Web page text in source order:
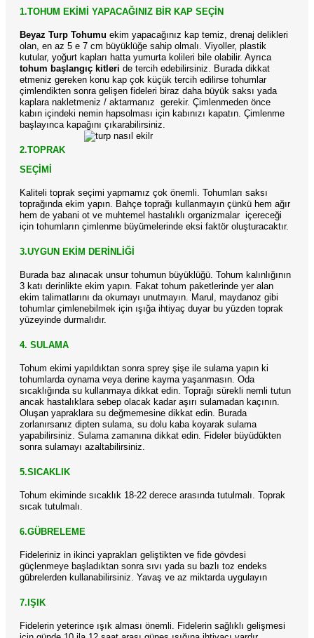
1.TOHUM EKİMİ YAPACAĞINIZ BİR KAP SEÇİN
Beyaz Turp Tohumu ekim yapacağınız kap temiz, drenaj delikleri
olan, en az 5 e 7 cm büyüklüğe sahip olmalı. Viyoller, plastik
kutular, yoğurt kapları hatta yumurta kolileri bile olabilir. Ayrıca
tohum başlangıç kitleri de tercih edebilirsiniz. Burada dikkat
etmeniz gereken konu kap çok küçük tercih edilirse tohumlar
çimlendikten sonra gelişen fideleri biraz daha büyük saksı yada
kaplara nakletmeniz / aktarmanız gerekir. Çimlenmeden önce
kabın içindeki nemin hapsolması için kabınızı kapatın. Çimlenme
başlayınca kapağını çıkarabilirsiniz.
2.TOPRAK
SEÇİMİ
Kaliteli toprak seçimi yapmamız çok önemli. Tohumları saksı
toprağında ekim yapın. Bahçe toprağı kullanmayın çünkü hem ağır
hem de yabani ot ve muhtemel hastalıklı organizmalar içereceği
için tohumların çimlenme büyümelerinde eksi faktör oluşturacaktır.
3.UYGUN EKİM DERİNLİĞİ
Burada baz alınacak unsur tohumun büyüklüğü. Tohum kalınlığının
3 katı derinlikte ekim yapın. Fakat tohum paketlerinde yer alan
ekim talimatlarını da okumayı unutmayın. Marul, maydanoz gibi
tohumlar çimlenebilmek için ışığa ihtiyaç duyar bu yüzden toprak
yüzeyinde durmalıdır.
4. SULAMA
Tohum ekimi yapıldıktan sonra sprey şişe ile sulama yapın ki
tohumlarda oynama veya derine kayma yaşanmasın. Oda
sıcaklığında su kullanmaya dikkat edin. Toprağı sürekli nemli tutun
ancak hastalıklara sebep olacak kadar aşırı sulamadan kaçının.
Oluşan yapraklara su değmemesine dikkat edin. Burada
zorlanırsanız dipten sulama, su dolu kaba koyarak sulama
yapabilirsiniz. Sulama zamanına dikkat edin. Fideler büyüdükten
sonra sulamayı azaltabilirsiniz.
5.SICAKLIK
Tohum ekiminde sıcaklık 18-22 derece arasında tutulmalı. Toprak
sıcak tutulmalı.
6.GÜBRELEME
Fideleriniz in ikinci yaprakları geliştikten ve fide gövdesi
güçlenmeye başladıktan sonra sıvı yada su bazlı toz endeks
gübrelerden kullanabilirsiniz. Yavaş ve az miktarda uygulayın
7.IŞIK
Fidelerin yeterince ışık alması önemli. Fidelerin sağlıklı gelişmesi